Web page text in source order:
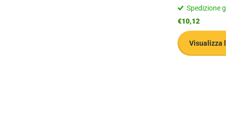
Spedizione
€10,12
Visualizza